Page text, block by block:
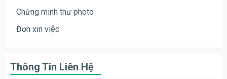
Chứng minh thư photo
Đơn xin việc
Thông Tin Liên Hệ